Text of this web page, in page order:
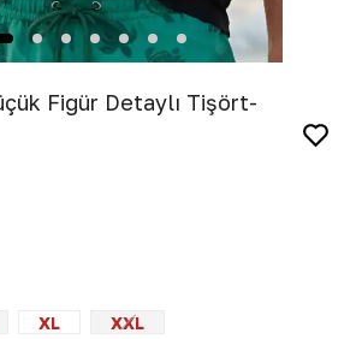
Figür Detaylı Tişört-
XL XXL